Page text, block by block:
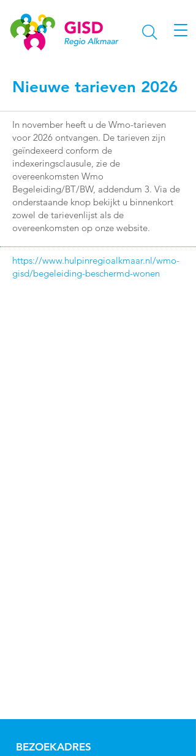
Nieuwe tarieven 2026
In november heeft u de Wmo-tarieven
voor 2026 ontvangen. De tarieven zijn
geïndexeerd conform de
indexeringsclausule, zie de
overeenkomsten Wmo
Begeleiding/BT/BW, addendum 3. Via de
onderstaande knop bekijkt u binnenkort
zowel de tarievenlijst als de
overeenkomsten op onze website.
https://www.hulpinregioalkmaar.nl/wmo-
gisd/begeleiding-beschermd-wonen
BEZOEKADRES